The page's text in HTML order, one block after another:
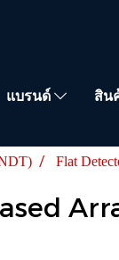
แบรนด์ สิน
Flat